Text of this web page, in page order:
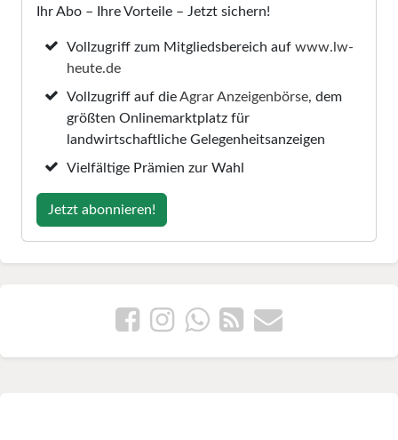
Ihr Abo – Ihre Vorteile – Jetzt sichern!
Vollzugriff zum Mitgliedsbereich aufwww.lw-
heute.de
Vollzugriff auf dieAgrar Anzeigenbörse, dem
größten Onlinemarktplatz für
landwirtschaftliche Gelegenheitsanzeigen
Vielfältige Prämien zur Wahl
Jetzt abonnieren!